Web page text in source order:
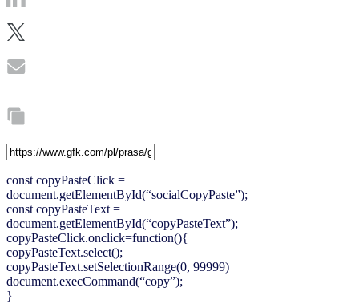
const copyPasteClick =
document.getElementById(“socialCopyPaste”);
const copyPasteText =
document.getElementById(“copyPasteText”);
copyPasteClick.onclick=function(){
copyPasteText.select();
copyPasteText.setSelectionRange(0, 99999)
document.execCommand(“copy”);
}